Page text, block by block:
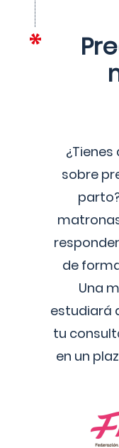
sobre
de
Una
estudiará
tu
en un